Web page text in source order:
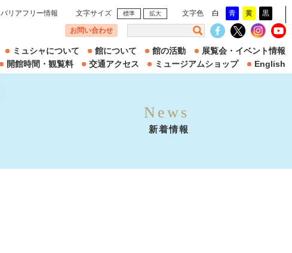
バリアフリー情報 文字サイズ 標準 拡大 文字色 白 青 黄 黒
お問い合わせ
ミュシャについて 館について 館の活動
展覧会・イベント情報
開館時間・観覧料
交通アクセス ミュージアムショップ English
News
新着情報